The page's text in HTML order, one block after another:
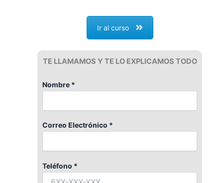
Ir al curso
TE LLAMAMOS Y TE LO EXPLICAMOS TODO
Nombre *
Correo Electrónico *
Teléfono *